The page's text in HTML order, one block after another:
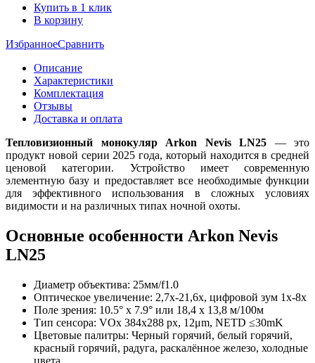
Купить в 1 клик
В корзину
ИзбранноеСравнить
Описание
Характеристики
Комплектация
Отзывы
Доставка и оплата
Тепловизионный монокуляр Arkon Nevis LN25
— это
продукт новой серии 2025 года, который находится в средней
ценовой категории. Устройство имеет современную
элементную базу и предоставляет все необходимые функции
для эффективного использования в сложных условиях
видимости и на различных типах ночной охоты.
Основные особенности Arkon Nevis
LN25
Диаметр объектива: 25мм/f1.0
Оптическое увеличение: 2,7х-21,6х, цифровой зум 1х-8х
Поле зрения: 10.5° х 7.9° или 18,4 х 13,8 м/100м
Тип сенсора: VOx 384х288 рх, 12μm, NETD ≤30mK
Цветовые палитры: Черный горячий, белый горячий,
красный горячий, радуга, раскалённое железо, холодные
цвета